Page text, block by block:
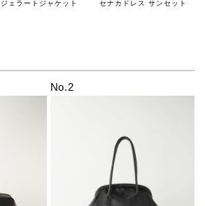
ジェラートジャケット セナカドレス サンセット
No.2